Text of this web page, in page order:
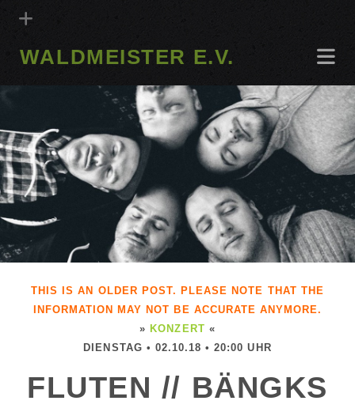
WALDMEISTER E.V.
THIS IS AN OLDER POST. PLEASE NOTE THAT THE
INFORMATION MAY NOT BE ACCURATE ANYMORE.
» KONZERT «
DIENSTAG • 02.10.18 • 20:00 UHR
FLUTEN // BÄNGKS